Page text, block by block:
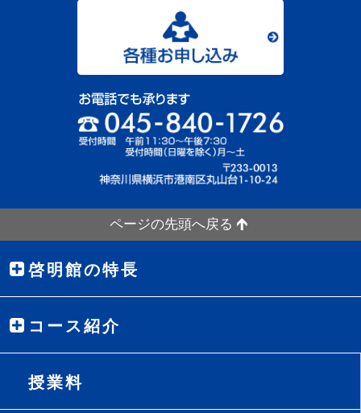
ページの先頭へ戻る
啓明館の特長
コース紹介
授業料